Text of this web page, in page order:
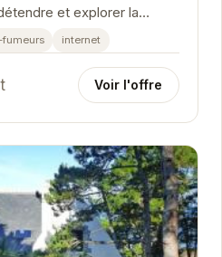
et explorer la
ses équipements
internet
Voir l'offre